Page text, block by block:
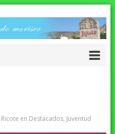
Ricote en Destacados, Juventud